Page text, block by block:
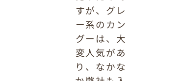
すが、グレ
ー系のカン
グーは、大
変人気があ
り、なかな